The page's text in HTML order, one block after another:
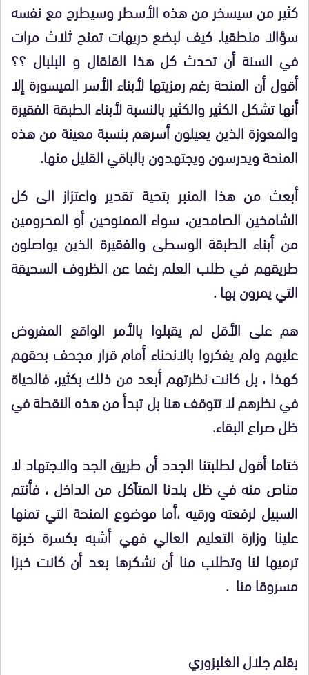
كثير من سيسخر من هذه الأسطر وسيطرح مع نفسه
سؤالا منطقيا. كيف لبضع دريهات تمنح ثلاث مرات
في السنة أن تحدث كل هذا القلقال و البلبال ؟؟
أقول أن المنحة رغم رمزيتها لأبناء الأسر الميسورة إلا
أنها تشكل الكثير والكثير بالنسبة لأبناء الطبقة الفقيرة
والمعوزة الذين يعيلون أسرهم بنسبة معينة من هذه
المنحة ويدرسون ويجتهدون بالباقي القليل منها.
أبعث من هذا المنبر بتحية تقدير واعتزاز الى كل
الشامخين الصامدين، سواء الممنوحين أو المحرومين
من أبناء الطبقة الوسطى والفقيرة الذين يواصلون
طريقهم في طلب العلم رغما عن الظروف السحيقة
التي يمرون بها .
هم على الأقل لم يقبلوا بالأمر الواقع المفروض
عليهم ولم يفكروا بالانحناء أمام قرار مجحف بحقهم
كهذا ، بل كانت نظرتهم أبعد من ذلك بكثير، فالحياة
في نظرهم لا تتوقف هنا بل تبدأ من هذه النقطة في
ظل صراع البقاء.
ختاما أقول لطلبتنا الجدد أن طريق الجد والاجتهاد لا
مناص منه في ظل بلدنا المتاَكل من الداخل ، فأنتم
السبيل لرفعته ورقيه ،أما موضوع المنحة التي تمنها
علينا وزارة التعليم العالي فهي أشبه بكسرة خبزة
ترميها لنا وتطلب منا أن نشكرها بعد أن كانت خبزا
مسروقا منا .
بقلم جلال الغلبزوري